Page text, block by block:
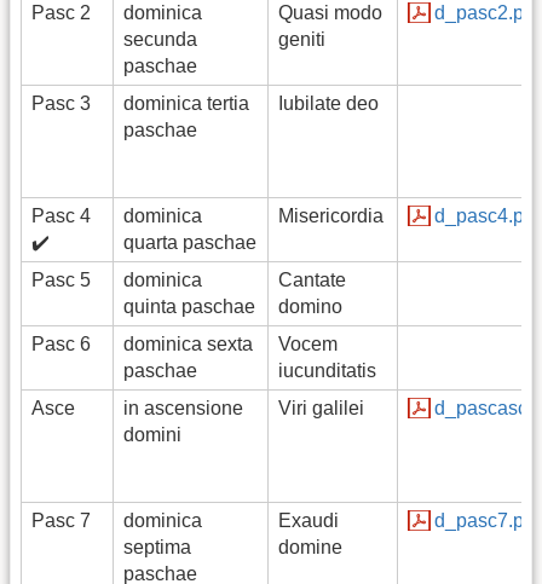
Pasc 2
dominica
secunda
paschae
Quasi modo
geniti
d_pasc2.pdf
Pasc 3
dominica tertia
paschae
Iubilate deo
Pasc 4
✔️
dominica
quarta paschae
Misericordia d_pasc4.pdf
Pasc 5
dominica
quinta paschae
Cantate
domino
Pasc 6
dominica sexta
paschae
Vocem
iucunditatis
Asce
in ascensione
domini
Viri galilei
Pasc 7
dominica
septima
paschae
Exaudi
domine
d_pasc7.pdf